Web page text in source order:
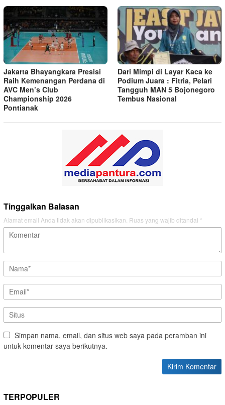
Jakarta Bhayangkara Presisi
Raih Kemenangan Perdana di
AVC Men’s Club
Championship 2026
Pontianak
Dari Mimpi di Layar Kaca ke
Podium Juara : Fitria, Pelari
Tangguh MAN 5 Bojonegoro
Tembus Nasional
Tinggalkan Balasan
Alamat email Anda tidak akan dipublikasikan. Ruas yang wajib ditandai *
Simpan nama, email, dan situs web saya pada peramban ini
untuk komentar saya berikutnya.
TERPOPULER